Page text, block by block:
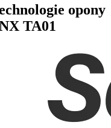
opony
TA01